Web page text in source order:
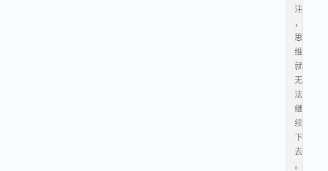
注
，
思
维
就
无
法
继
续
下
去
。